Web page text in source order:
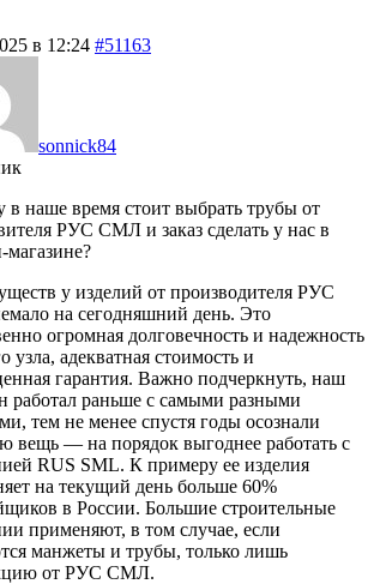
в 12:24 #51163
sonnick84
в наше время стоит выбрать трубы от
РУС СМЛ и заказ сделать у нас в
магазине?
у изделий от производителя РУС
на сегодняшний день. Это
огромная долговечность и надежность
узла, адекватная стоимость и
гарантия. Важно подчеркнуть, наш
работал раньше с самыми разными
тем не менее спустя годы осознали
вещь — на порядок выгоднее работать с
RUS SML. К примеру ее изделия
на текущий день больше 60%
в России. Большие строительные
применяют, в том случае, если
манжеты и трубы, только лишь
от РУС СМЛ.